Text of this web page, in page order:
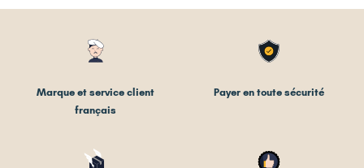
Marque et service client
français
Payer en toute sécurité